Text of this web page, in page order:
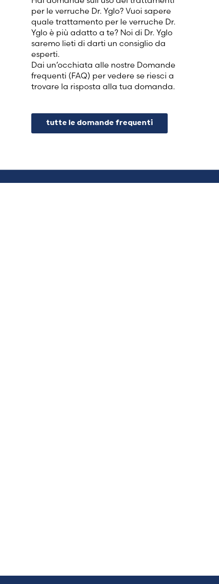
per le verruche Dr. Yglo? Vuoi sapere
quale trattamento per le verruche Dr.
Yglo è più adatto a te? Noi di Dr. Yglo
saremo lieti di darti un consiglio da
esperti.
Dai un’occhiata alle nostre Domande
frequenti (FAQ) per vedere se riesci a
trovare la risposta alla tua domanda.
tutte le domande frequenti